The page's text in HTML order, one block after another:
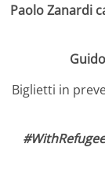
Paolo Zanardi
Biglietti in